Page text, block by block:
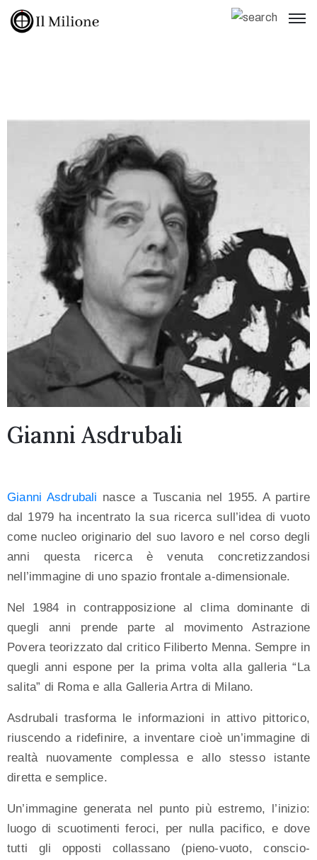
Artisti
Spazio
Contatti
+39
Policy
Terms
of
Use
Gianni Asdrubali
Gianni Asdrubali nasce a Tuscania nel 1955. A partire
dal 1979 ha incentrato la sua ricerca sull’idea di vuoto
come nucleo originario del suo lavoro e nel corso degli
anni questa ricerca è venuta concretizzandosi
nell’immagine di uno spazio frontale a-dimensionale.
Nel 1984 in contrapposizione al clima dominante di
quegli anni prende parte al movimento Astrazione
Povera teorizzato dal critico Filiberto Menna. Sempre in
quegli anni espone per la prima volta alla galleria “La
salita” di Roma e alla Galleria Artra di Milano.
Asdrubali trasforma le informazioni in attivo pittorico,
riuscendo a ridefinire, a inventare cioè un’immagine di
realtà nuovamente complessa e allo stesso istante
diretta e semplice.
Un’immagine generata nel punto più estremo, l’inizio:
luogo di scuotimenti feroci, per nulla pacifico, e dove
tutti gli opposti collassano (pieno-vuoto, conscio-